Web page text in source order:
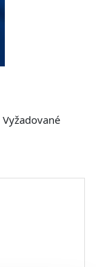
Vyžadované